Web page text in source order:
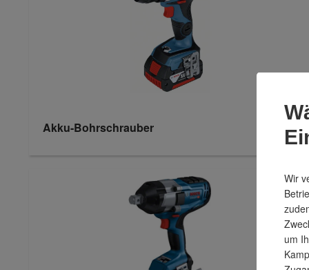
Akku-Bohrschrauber
Wir
um